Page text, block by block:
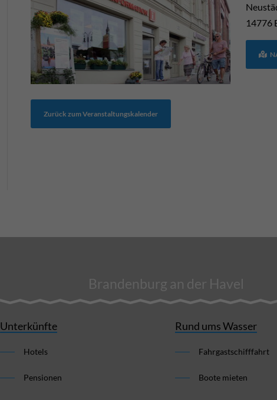
14776
Zurück zum Veranstaltungskalender
Brandenburg an der Havel
Unterkünfte
Hotels
Pensionen
Rund ums Wasser
Fahrgastschifffahrt
Boote mieten